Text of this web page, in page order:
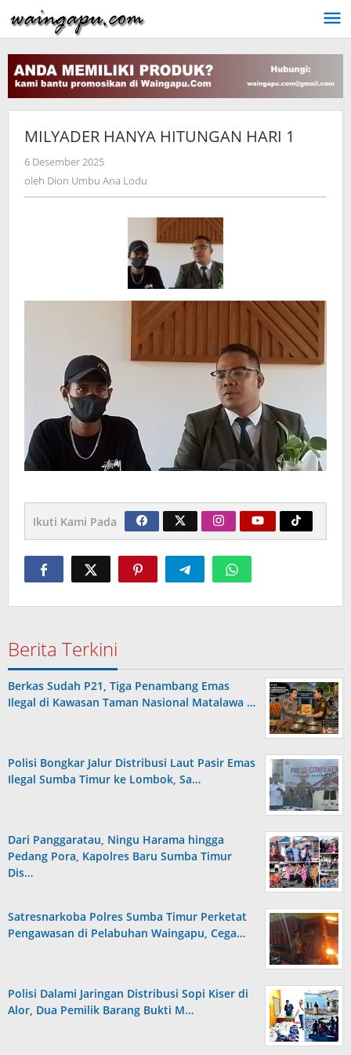
ke
konten
MILYADER HANYA HITUNGAN HARI 1
6 Desember 2025
Dion
Lodu
oleh Dion Umbu Ana Lodu
Ikuti Kami Pada
Berita Terkini
Berkas Sudah P21, Tiga Penambang Emas
Ilegal di Kawasan Taman Nasional Matalawa …
Polisi Bongkar Jalur Distribusi Laut Pasir Emas
Ilegal Sumba Timur ke Lombok, Sa…
Dari Panggaratau, Ningu Harama hingga
Pedang Pora, Kapolres Baru Sumba Timur
Dis…
Satresnarkoba Polres Sumba Timur Perketat
Pengawasan di Pelabuhan Waingapu, Cega…
Polisi Dalami Jaringan Distribusi Sopi Kiser di
Alor, Dua Pemilik Barang Bukti M…